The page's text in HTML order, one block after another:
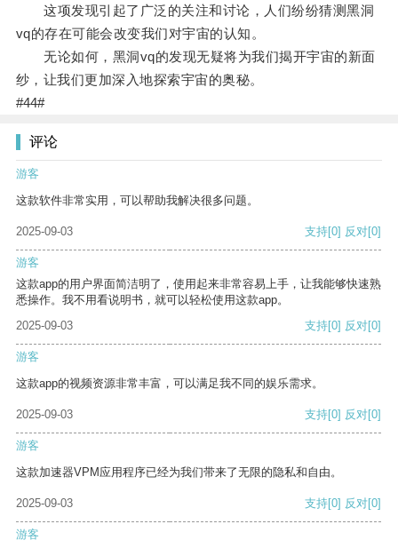
这项发现引起了广泛的关注和讨论，人们纷纷猜测黑洞
vq的存在可能会改变我们对宇宙的认知。
无论如何，黑洞vq的发现无疑将为我们揭开宇宙的新面
纱，让我们更加深入地探索宇宙的奥秘。
#44#
评论
游客
这款软件非常实用，可以帮助我解决很多问题。
2025-09-03 支持[0] 反对[0]
游客
这款app的用户界面简洁明了，使用起来非常容易上手，让我能够快速熟
悉操作。我不用看说明书，就可以轻松使用这款app。
2025-09-03
支持[0] 反对[0]
游客
这款app的视频资源非常丰富，可以满足我不同的娱乐需求。
2025-09-03 支持[0] 反对[0]
游客
这款加速器VPM应用程序已经为我们带来了无限的隐私和自由。
2025-09-03 支持[0] 反对[0]
游客